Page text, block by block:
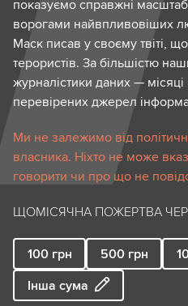
показуємо справжні
ворогами найвпливовіших
Маск писав у своєму твіті,
терористів. За більшістю
журналістики даних — місяці
перевірених джерел
Ми не залежимо від
власника. Ніхто не може
говорити чи про що не
ЩОМІСЯЧНА ПОЖЕРТВА
100 грн 500 грн
Інша сума